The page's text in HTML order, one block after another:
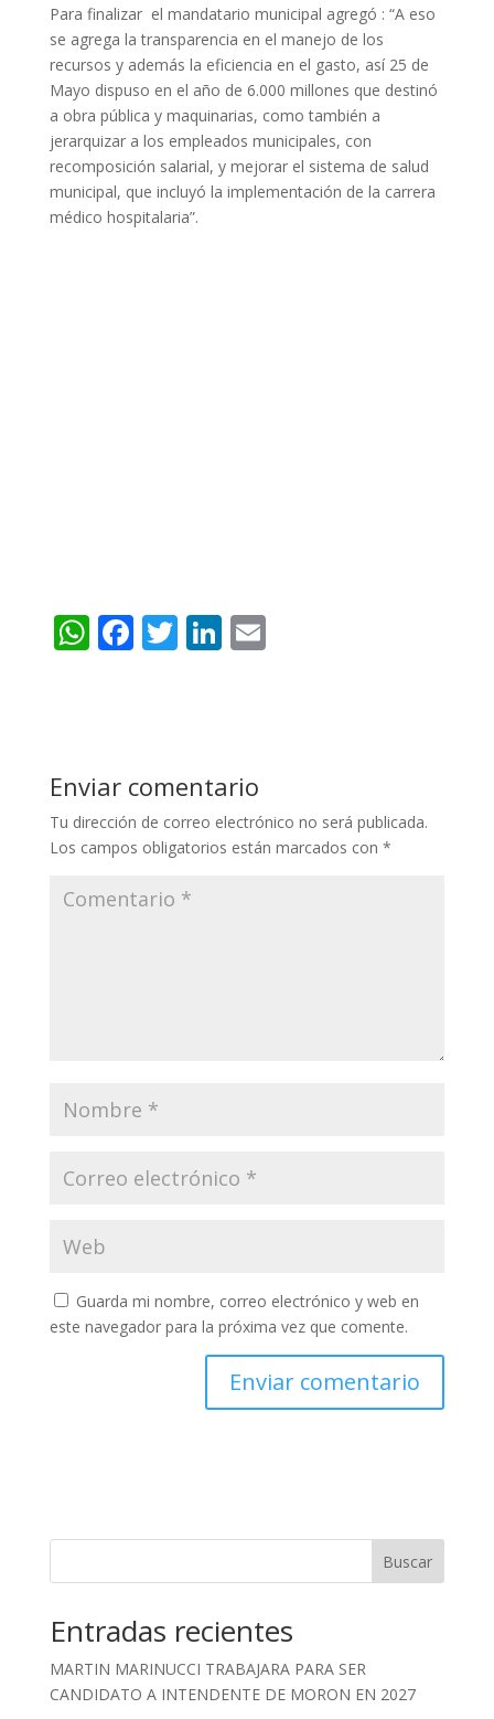
Para finalizar el mandatario municipal agregó : “A eso
se agrega la transparencia en el manejo de los
recursos y además la eficiencia en el gasto, así 25 de
Mayo dispuso en el año de 6.000 millones que destinó
a obra pública y maquinarias, como también a
jerarquizar a los empleados municipales, con
recomposición salarial, y mejorar el sistema de salud
municipal, que incluyó la implementación de la carrera
médico hospitalaria”.
W
A
p
p
F
o
o
k
T Li
dI
n
E
Enviar comentario
Tu dirección de correo electrónico no será publicada.
Los campos obligatorios están marcados con *
Guarda mi nombre, correo electrónico y web en
este navegador para la próxima vez que comente.
Buscar
Entradas recientes
MARTIN MARINUCCI TRABAJARA PARA SER
CANDIDATO A INTENDENTE DE MORON EN 2027